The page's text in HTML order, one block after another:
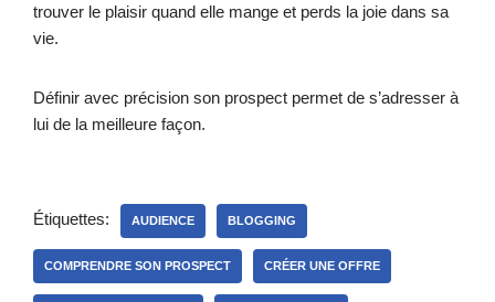
trouver le plaisir quand elle mange et perds la joie dans sa
vie.
Définir avec précision son prospect permet de s’adresser à
lui de la meilleure façon.
Étiquettes: AUDIENCE BLOGGING
COMPRENDRE SON PROSPECT CRÉER UNE OFFRE